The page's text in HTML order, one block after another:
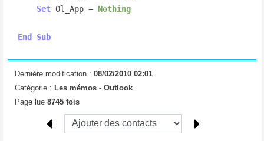
Set Ol_App = Nothing
End Sub
Dernière modification : 08/02/2010 02:01
Catégorie : Les mémos - Outlook
Page lue 8745 fois